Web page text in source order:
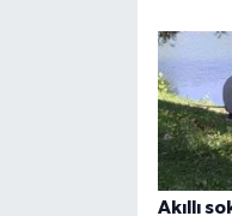
Akıllı